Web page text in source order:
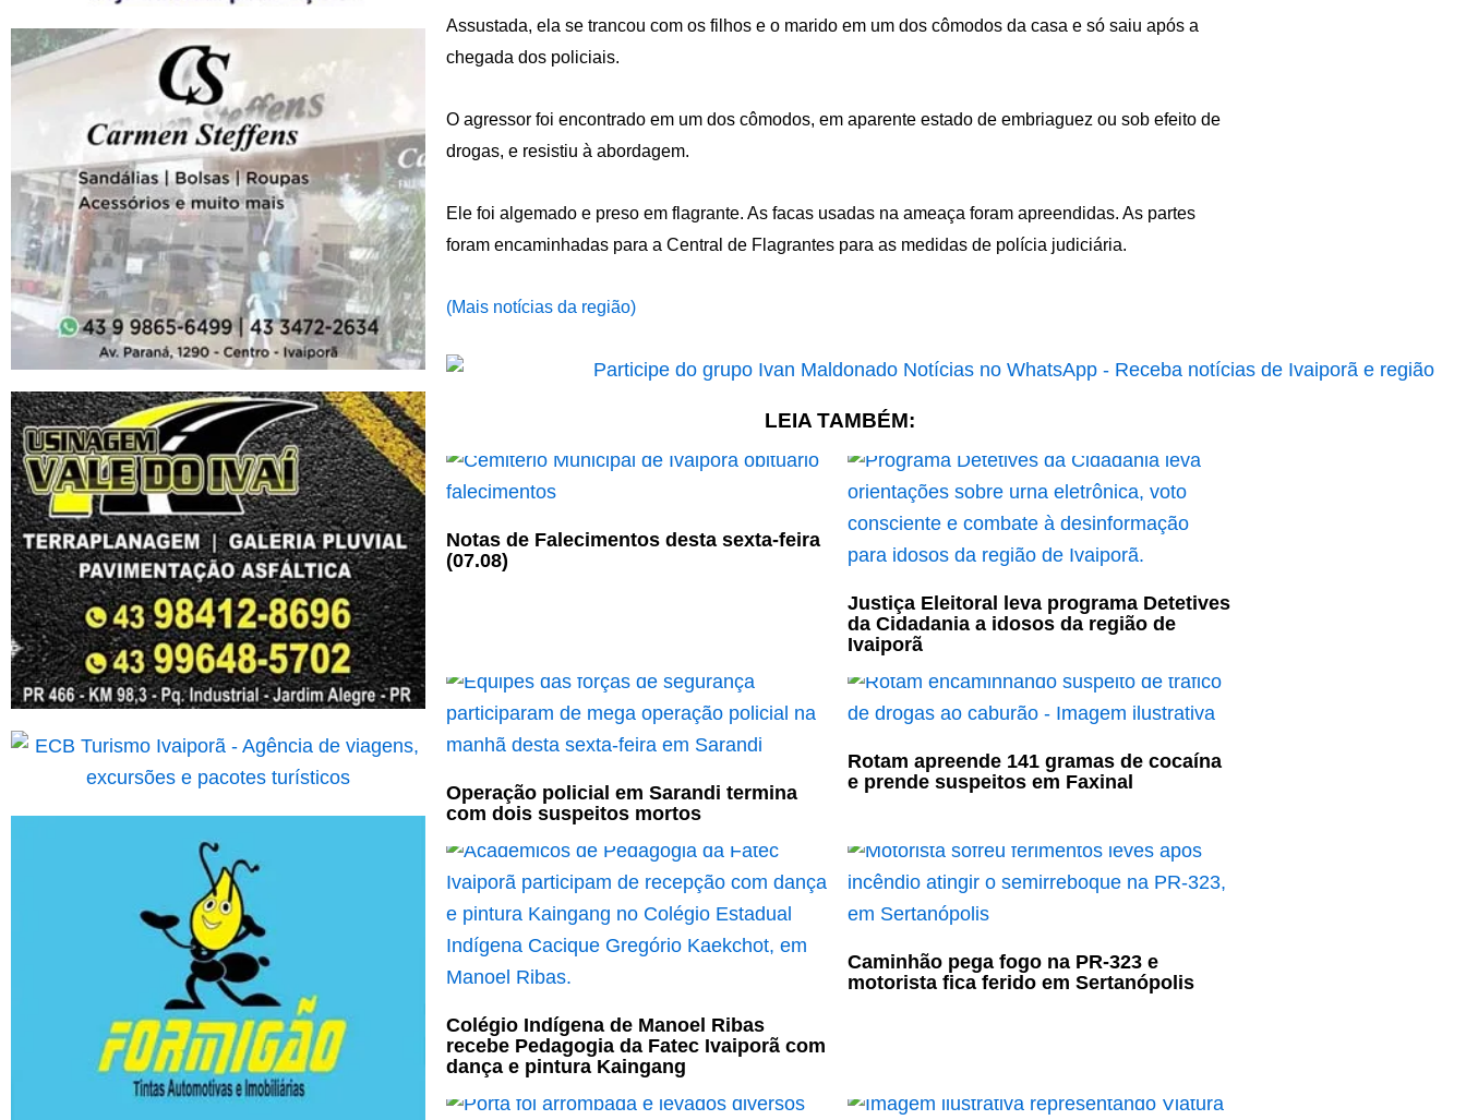
Assustada, ela se trancou com os filhos e o marido em um dos cômodos da casa e só saiu após a
chegada dos policiais.
O agressor foi encontrado em um dos cômodos, em aparente estado de embriaguez ou sob efeito de
drogas, e resistiu à abordagem.
Ele foi algemado e preso em flagrante. As facas usadas na ameaça foram apreendidas. As partes
foram encaminhadas para a Central de Flagrantes para as medidas de polícia judiciária.
(Mais notícias da região)
LEIA TAMBÉM:
Notas de Falecimentos desta sexta-feira
(07.08)
Justiça Eleitoral leva programa Detetives
da Cidadania a idosos da região de
Ivaiporã
Operação policial em Sarandi termina
com dois suspeitos mortos
Rotam apreende 141 gramas de cocaína
e prende suspeitos em Faxinal
Colégio Indígena de Manoel Ribas
recebe Pedagogia da Fatec Ivaiporã com
dança e pintura Kaingang
Caminhão pega fogo na PR-323 e
motorista fica ferido em Sertanópolis